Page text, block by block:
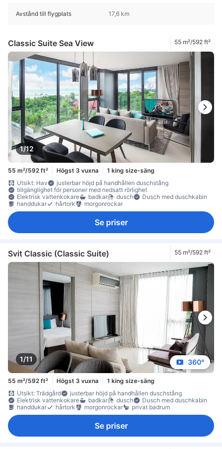
Avstånd till flygplats 17,6 km
Classic Suite Sea View 55 m²/592 ft²
1/12
55 m²/592 ft² Högst 3 vuxna
1 king size-säng
Utsikt: Hav
justerbar höjd på handhållen duschstång
tillgänglighet för personer med nedsatt rörlighet
Elektrisk vattenkokare
badkar dusch
Dusch med duschkabin
handdukar
hårtork morgonrockar
Se priser
Svit Classic (Classic Suite) 55 m²/592 ft²
1/11 360°
55 m²/592 ft² Högst 3 vuxna
1 king size-säng
Utsikt: Trädgård
justerbar höjd på handhållen duschstång
Elektrisk vattenkokare
badkar dusch
Dusch med duschkabin
handdukar
hårtork morgonrockar privat badrum
Se priser